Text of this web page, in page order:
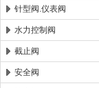
针型阀.仪表阀
水力控制阀
截止阀
安全阀